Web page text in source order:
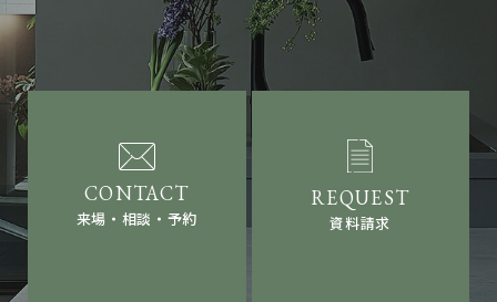
来場・相談・予約 資料請求